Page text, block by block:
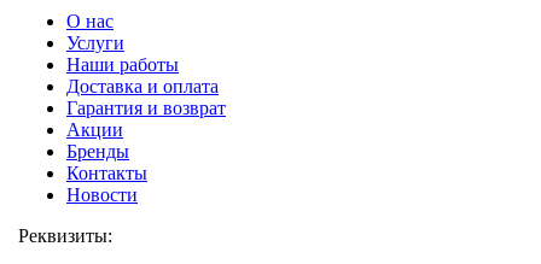
О нас
Услуги
Наши работы
Доставка и оплата
Гарантия и возврат
Акции
Бренды
Контакты
Новости
Реквизиты: